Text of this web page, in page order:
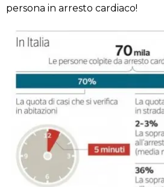
persona in arresto cardiaco!